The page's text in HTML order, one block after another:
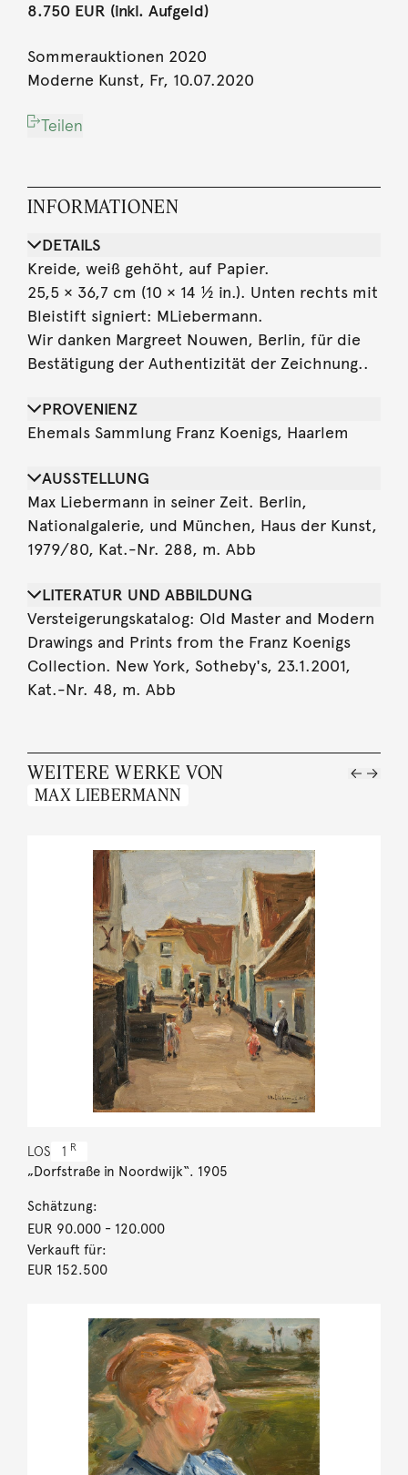
8.750 EUR (inkl. Aufgeld)
Sommerauktionen 2020
Moderne Kunst, Fr, 10.07.2020
Teilen
INFORMATIONEN
DETAILS
Kreide, weiß gehöht, auf Papier.
25,5 × 36,7 cm (10 × 14 ½ in.). Unten rechts mit
Bleistift signiert: MLiebermann.
Wir danken Margreet Nouwen, Berlin, für die
Bestätigung der Authentizität der Zeichnung..
PROVENIENZ
Ehemals Sammlung Franz Koenigs, Haarlem
AUSSTELLUNG
Max Liebermann in seiner Zeit. Berlin,
Nationalgalerie, und München, Haus der Kunst,
1979/80, Kat.-Nr. 288, m. Abb
LITERATUR UND ABBILDUNG
Versteigerungskatalog: Old Master and Modern
Drawings and Prints from the Franz Koenigs
Collection. New York, Sotheby's, 23.1.2001,
Kat.-Nr. 48, m. Abb
WEITERE WERKE VON
MAX LIEBERMANN
LOS 1 R
„Dorfstraße in Noordwijk“. 1905
Schätzung:
EUR 90.000- 120.000
Verkauft für:
EUR 152.500